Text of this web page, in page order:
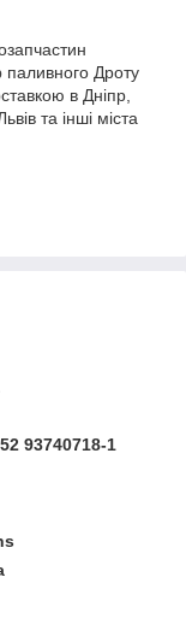
Дроту
в Дніпр,
та інші міста
93740718-1